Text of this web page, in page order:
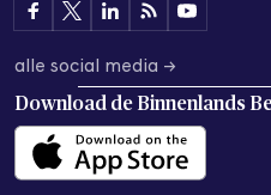
alle social media →
Download de Binnenlands